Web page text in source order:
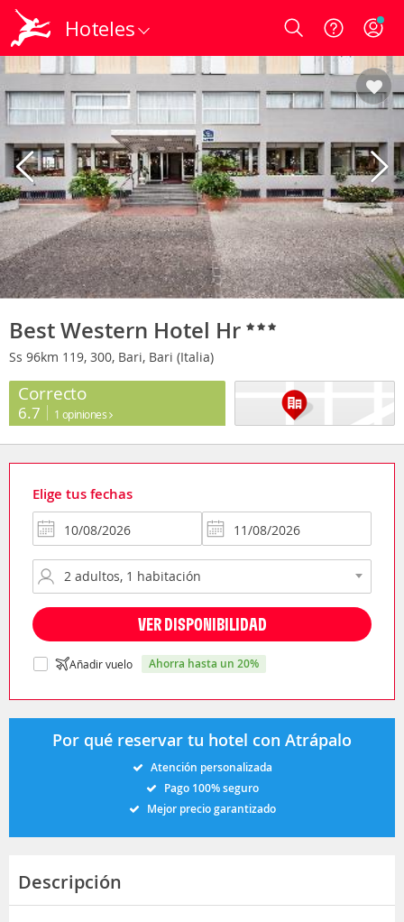
Hoteles Login
Best Western Hotel Hr
Ss 96km 119, 300, Bari, Bari (Italia)
Correcto
6.7 1 opiniones
Elige tus fechas
VER DISPONIBILIDAD
Añadir vuelo ahorra hasta un 20%
Por qué reservar tu hotel con Atrápalo
Atención personalizada
Pago 100% seguro
Mejor precio garantizado
Descripción